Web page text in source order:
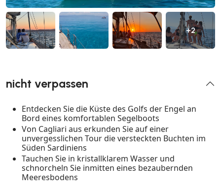
+2
nicht verpassen
Entdecken Sie die Küste des Golfs der Engel an
Bord eines komfortablen Segelboots
Von Cagliari aus erkunden Sie auf einer
unvergesslichen Tour die versteckten Buchten im
Süden Sardiniens
Tauchen Sie in kristallklarem Wasser und
schnorcheln Sie inmitten eines bezaubernden
Meeresbodens